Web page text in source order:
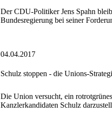
Der CDU-Politiker Jens Spahn
Bundesregierung bei seiner
04.04.2017
Schulz stoppen - die Unions-
Die Union versucht, ein
Kanzlerkandidaten Schulz